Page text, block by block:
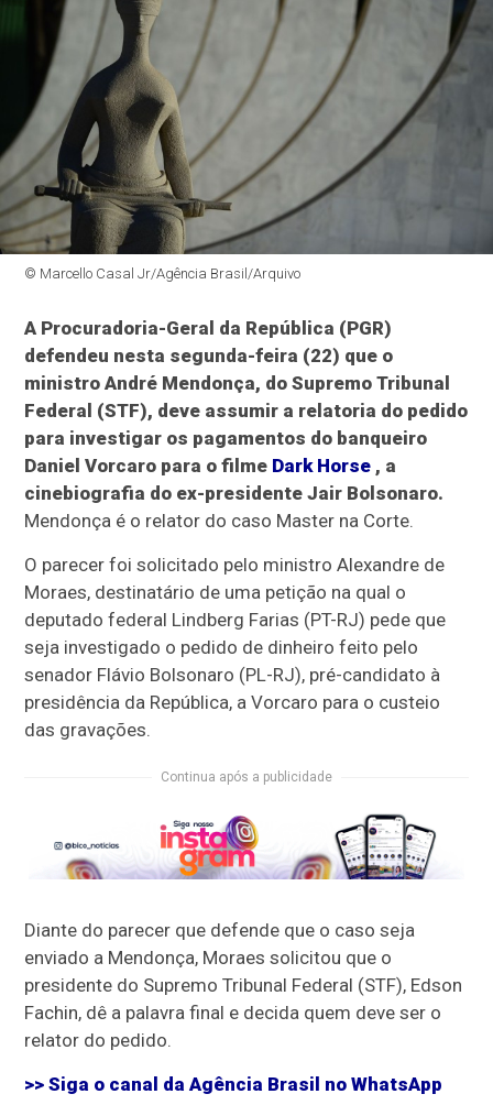
© Marcello Casal Jr/Agência Brasil/Arquivo
A Procuradoria-Geral da República (PGR)
defendeu nesta segunda-feira (22) que o
ministro André Mendonça, do Supremo Tribunal
Federal (STF), deve assumir a relatoria do pedido
para investigar os pagamentos do banqueiro
Daniel Vorcaro para o filme Dark Horse , a
cinebiografia do ex-presidente Jair Bolsonaro.
Mendonça é o relator do caso Master na Corte.
O parecer foi solicitado pelo ministro Alexandre de
Moraes, destinatário de uma petição na qual o
deputado federal Lindberg Farias (PT-RJ) pede que
seja investigado o pedido de dinheiro feito pelo
senador Flávio Bolsonaro (PL-RJ), pré-candidato à
presidência da República, a Vorcaro para o custeio
das gravações.
Continua após a publicidade
Diante do parecer que defende que o caso seja
enviado a Mendonça, Moraes solicitou que o
presidente do Supremo Tribunal Federal (STF), Edson
Fachin, dê a palavra final e decida quem deve ser o
relator do pedido.
>> Siga o canal daAgência Brasil no WhatsApp